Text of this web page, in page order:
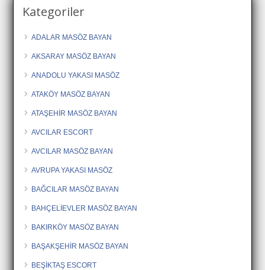
Kategoriler
ADALAR MASÖZ BAYAN
AKSARAY MASÖZ BAYAN
ANADOLU YAKASI MASÖZ
ATAKÖY MASÖZ BAYAN
ATAŞEHİR MASÖZ BAYAN
AVCILAR ESCORT
AVCILAR MASÖZ BAYAN
AVRUPA YAKASI MASÖZ
BAĞCILAR MASÖZ BAYAN
BAHÇELİEVLER MASÖZ BAYAN
BAKIRKÖY MASÖZ BAYAN
BAŞAKŞEHİR MASÖZ BAYAN
BEŞİKTAŞ ESCORT